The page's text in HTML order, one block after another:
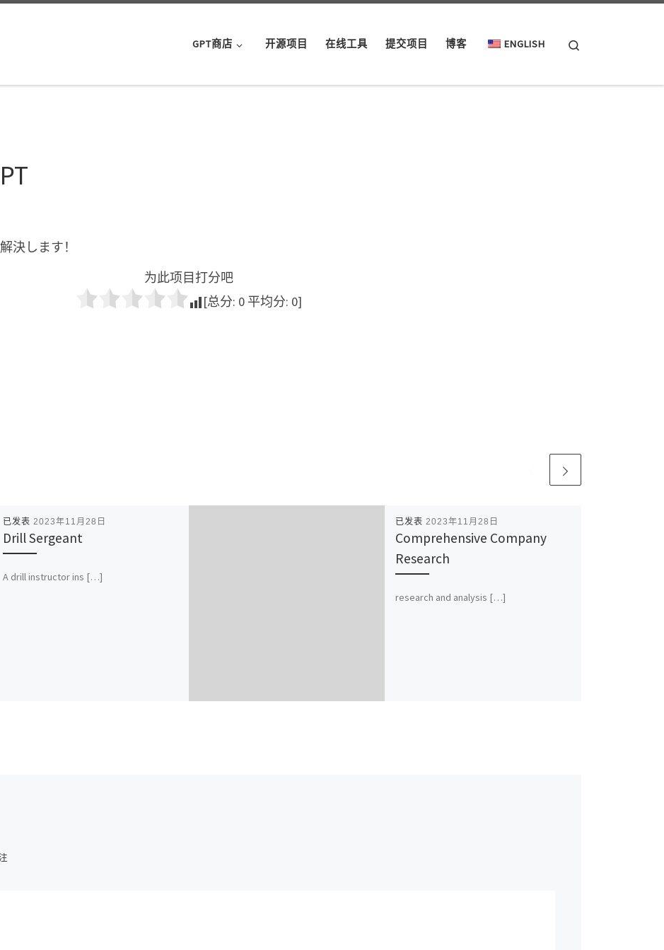
GPT商店 开源项目 在线工具 提交项目 博客 ENGLISH
決します！
为此项目打分吧
[总分: 0 平均分: 0]
已发表 2023年11月28日
Drill Sergeant
A drill instructor ins […]
已发表 2023年11月28日
Comprehensive Company
Research
research and analysis […]